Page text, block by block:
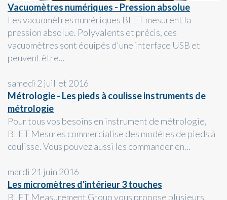
Vacuomètres numériques - Pression absolue
Les vacuomètres numériques BLET mesurent la
pression absolue. Polyvalents et précis, ces
vacuomètres sont équipés d'une interface USB et
peuvent être...
samedi 2 juillet 2016
Métrologie - Les pieds à coulisse instruments de
métrologie
Pour tous vos besoins en instrument de métrologie,
BLET Mesures commercialise des modèles de pieds à
coulisse. Vous pouvez aussi les commander en...
mardi 21 juin 2016
Les micromètres d'intérieur 3 touches
BLET Measurement Group vous propose plusieurs